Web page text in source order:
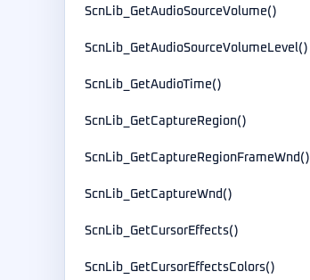
ScnLib_GetAudioSourceVolume()
ScnLib_GetAudioSourceVolumeLevel()
ScnLib_GetAudioTime()
ScnLib_GetCaptureRegion()
ScnLib_GetCaptureRegionFrameWnd()
ScnLib_GetCaptureWnd()
ScnLib_GetCursorEffects()
ScnLib_GetCursorEffectsColors()